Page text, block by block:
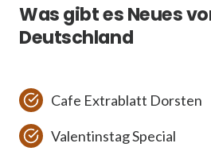
Was gibt es Neues
Deutschland
Cafe Extrablatt Dorsten
Valentinstag Special